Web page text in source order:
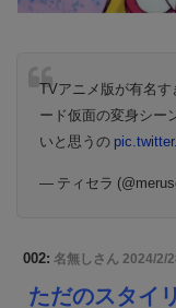
TVアニメ版が有名
ード仮面の変身シー
いと思うの
— ティセラ
002: 名無しさん 2024/2/
ただのスタイ